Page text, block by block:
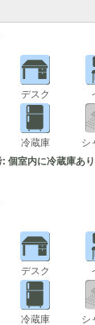
デスク
冷蔵庫 シ
: 個室内に冷蔵庫あ
デスク
冷蔵庫 シ